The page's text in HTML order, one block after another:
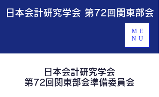
​日本会計研究学会 第72回関東部会
ME
NU
日本会計研究学会
第72回関東部会準備委員会